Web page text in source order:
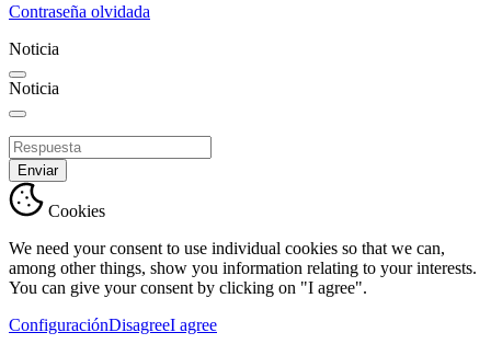
Contraseña olvidada
Noticia
Noticia
Enviar
Cookies
We need your consent to use individual cookies so that we can,
among other things, show you information relating to your interests.
You can give your consent by clicking on "I agree".
ConfiguraciónDisagreeI agree